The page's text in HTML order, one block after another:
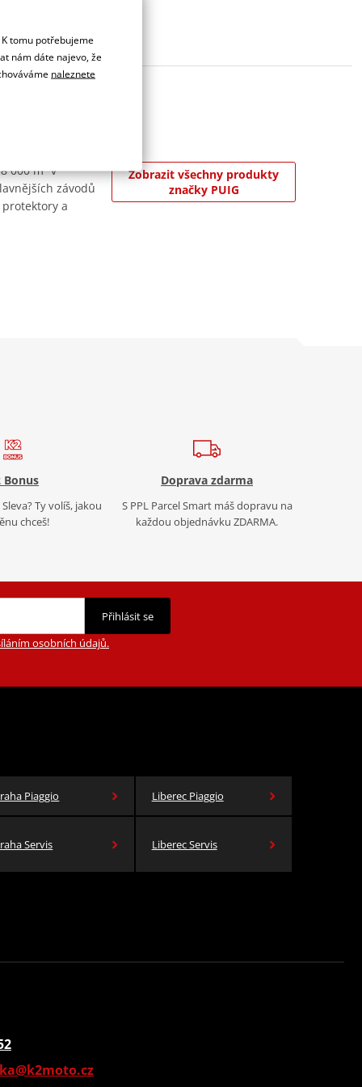
000 m² v
závodů
a
Zobrazit všechny produkty
značky PUIG
Bonus
Ty volíš, jakou
chceš!
Doprava zdarma
S PPL Parcel Smart máš dopravu na
každou objednávku ZDARMA.
Přihlásit se
osobních údajů.
Piaggio Liberec Piaggio
Servis Liberec Servis
tomu potřebujeme
nám dáte najevo, že
naleznete